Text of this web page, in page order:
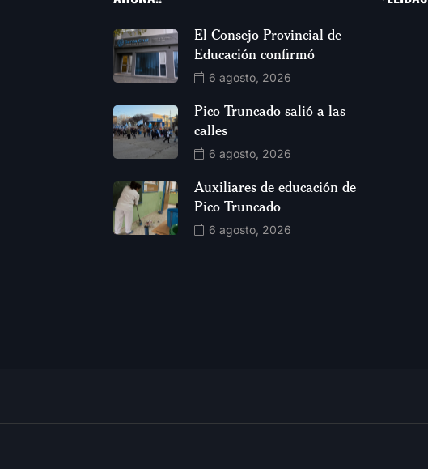
El Consejo Provincial de
Educación confirmó
6 agosto, 2026
Pico Truncado salió a las
calles
6 agosto, 2026
Auxiliares de educación de
Pico Truncado
6 agosto, 2026